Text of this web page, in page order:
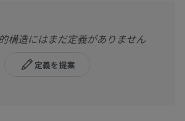
構造にはまだ定義がありません
定義を提案